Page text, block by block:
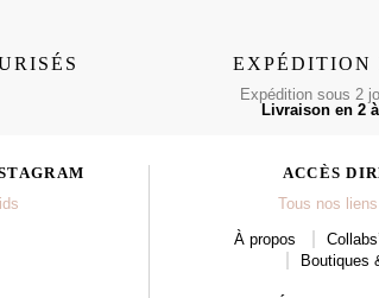
EXPÉDITION
Expédition sous 2
Livraison en 2
ACCÈS
Tous nos
À propos
Collabs’
Boutiques